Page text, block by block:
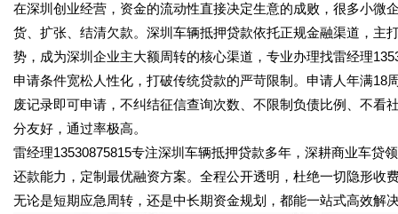
在深圳创业经营，资金的流动性直接决定生意的成败，很多小微
货、扩张、结清欠款。深圳车辆抵押贷款依托正规金融渠道，主
势，成为深圳企业主大额周转的核心渠道，专业办理找雷经理
申请条件宽松人性化，打破传统贷款的严苛限制。申请人年满
废记录即可申请，不纠结征信查询次数、不限制负债比例、不
分友好，通过率极高。
雷经理13530875815专注深圳车辆抵押贷款多年，深耕商业车贷
还款能力，定制最优融资方案。全程公开透明，杜绝一切隐形收
无论是短期应急周转，还是中长期资金规划，都能一站式高效解